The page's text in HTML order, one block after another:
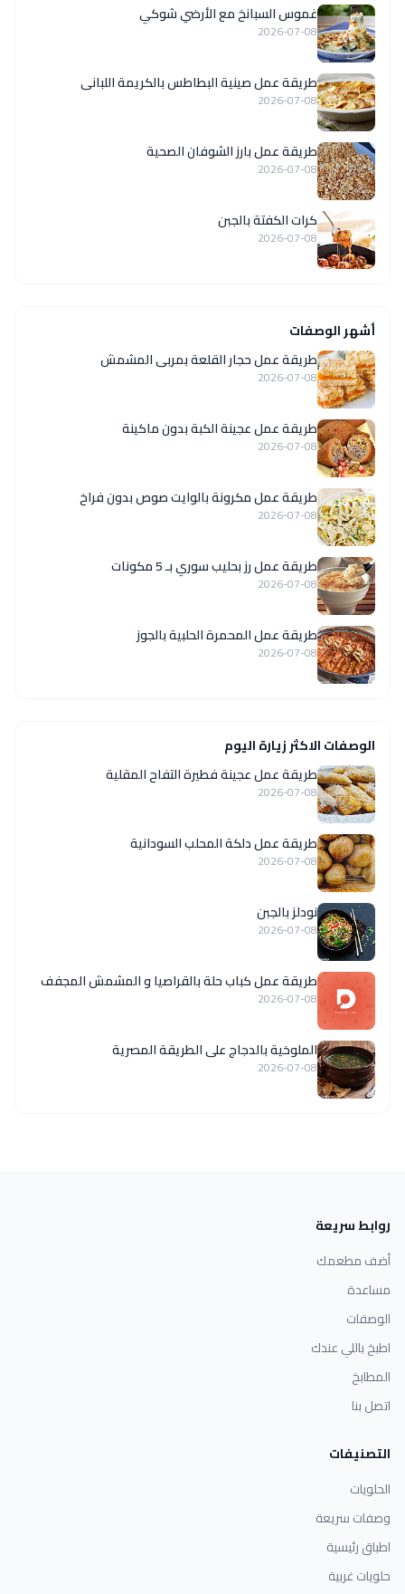
غموس السبانخ مع الأرضي شوكي
2026-07-08
طريقة عمل صينية البطاطس بالكريمة اللبانى
2026-07-08
طريقة عمل بارز الشوفان الصحية
2026-07-08
كرات الكفتة بالجبن
2026-07-08
أشهر الوصفات
طريقة عمل حجار القلعة بمربى المشمش
2026-07-08
طريقة عمل عجينة الكبة بدون ماكينة
2026-07-08
طريقة عمل مكرونة بالوايت صوص بدون فراخ
2026-07-08
طريقة عمل رز بحليب سوري بـ 5 مكونات
2026-07-08
طريقة عمل المحمرة الحلبية بالجوز
2026-07-08
الوصفات الاكثر زيارة اليوم
طريقة عمل عجينة فطيرة التفاح المقلية
2026-07-08
طريقة عمل دلكة المحلب السودانية
2026-07-08
نودلز بالجبن
2026-07-08
طريقة عمل كباب حلة بالقراصيا و المشمش المجفف
2026-07-08
الملوخية بالدجاج على الطريقة المصرية
2026-07-08
روابط سريعة
أضف مطعمك
مساعدة
الوصفات
اطبخ باللي عندك
المطابخ
اتصل بنا
التصنيفات
الحلويات
وصفات سريعة
اطباق رئيسية
حلويات غربية